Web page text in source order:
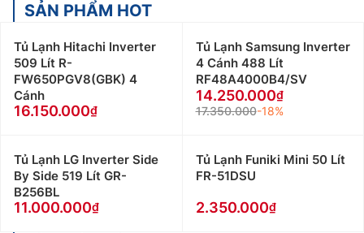
SẢN PHẨM HOT
Tủ Lạnh Hitachi Inverter
509 Lít R-
FW650PGV8(GBK) 4
Cánh
16.150.000
Tủ Lạnh Samsung Inverter
4 Cánh 488 Lít
RF48A4000B4/SV
14.250.000
17.350.000-18%
Tủ Lạnh LG Inverter Side
By Side 519 Lít GR-
B256BL
11.000.000
Tủ Lạnh Funiki Mini 50 Lít
FR-51DSU
2.350.000